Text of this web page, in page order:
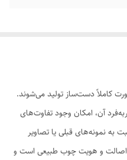
کاملاً دست‌ساز تولید می‌شوند.
آن، امکان وجود تفاوت‌های
به نمونه‌های قبلی یا تصاویر
اصالت و هویت چوب طبیعی است و